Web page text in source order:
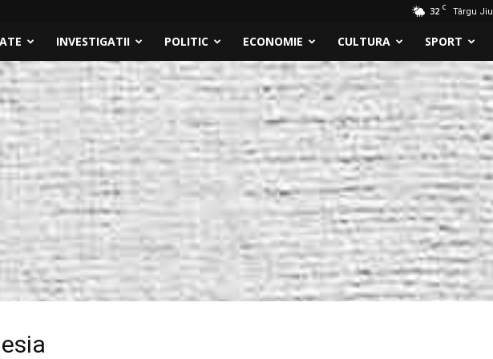
32 C Târgu Jiu
INVESTIGATII POLITIC ECONOMIE CULTURA SPORT